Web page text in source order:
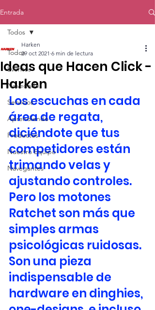
Entrada
Todos
Eventos
Novedades
Servicios
Aprendiendo
Productos
Nuestro Equipo
Navegantes
Todos
Ideas que Hacen Click -
Harken
Harken
29 oct 2021 6 min de lectura
Los escuchas en cada
área de regata,
diciéndote que tus
competidores están
trimando velas y
ajustando controles.
Pero los motones
Ratchet son más que
simples armas
psicológicas ruidosas.
Son una pieza
indispensable de
hardware en dinghies,